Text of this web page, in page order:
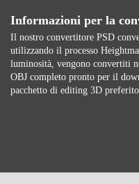
Informazioni per la
Il nostro convertitore PSD
utilizzando il processo
luminosità, vengono convertiti
OBJ completo pronto per il
pacchetto di editing 3D